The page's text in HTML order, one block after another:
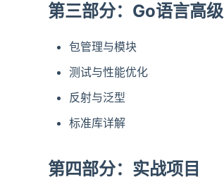
第三部分：Go语言高级
包管理与模块
测试与性能优化
反射与泛型
标准库详解
第四部分：实战项目